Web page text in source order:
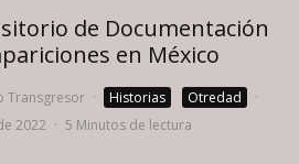
de Documentación
en México
Transgresor · Historias Otredad
·
2022 · 5 Minutos de lectura